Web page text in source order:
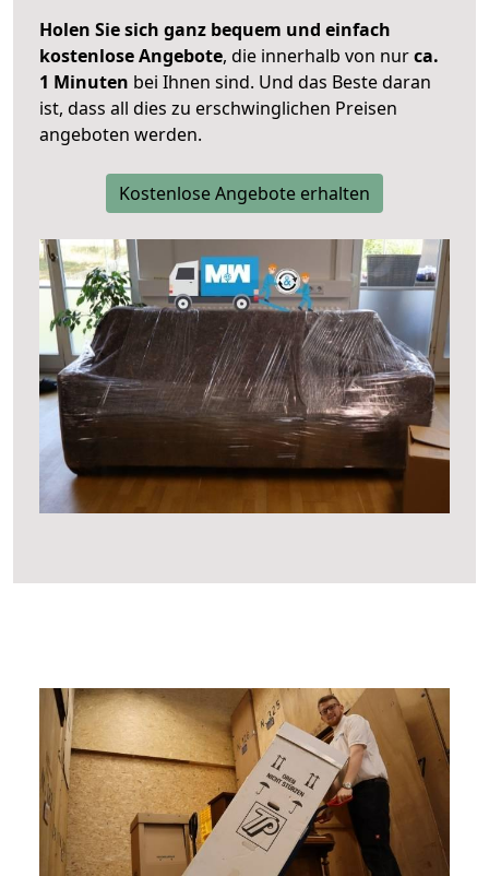
Holen Sie sich ganz bequem und einfach
kostenlose Angebote, die innerhalb von nurca.
1 Minuten bei Ihnen sind. Und das Beste daran
ist, dass all dies zu erschwinglichen Preisen
angeboten werden.
Kostenlose Angebote erhalten